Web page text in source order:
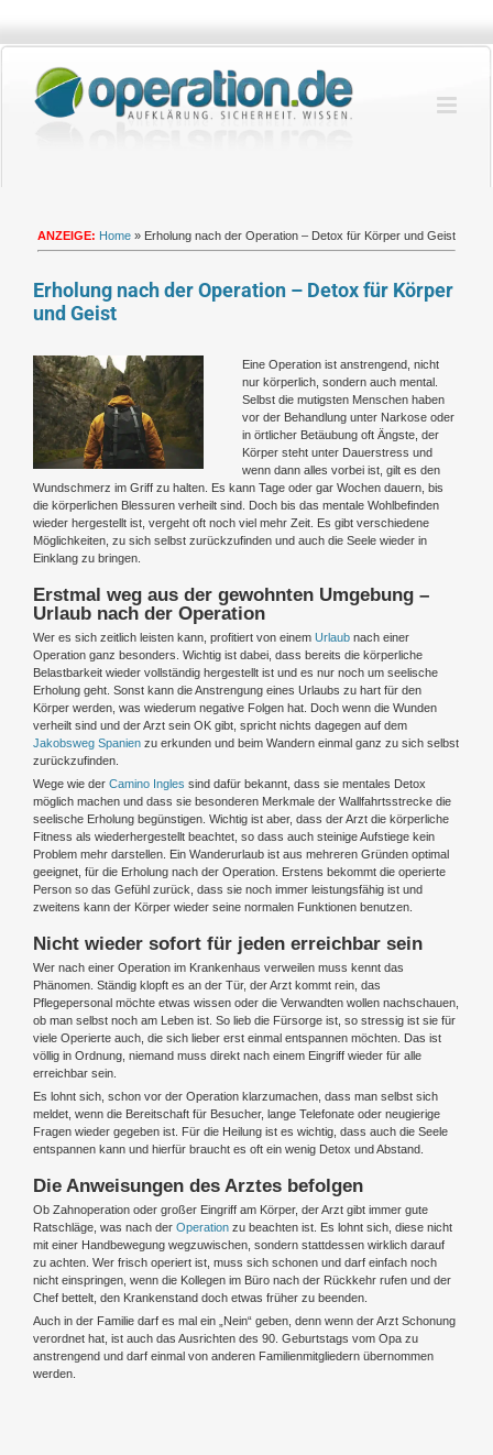
springen
ANZEIGE: Home » Erholung nach der Operation – Detox für Körper und Geist
Erholung nach der Operation – Detox für Körper
und Geist
Zeige
grösseres
Bild
Eine Operation ist anstrengend, nicht
nur körperlich, sondern auch mental.
Selbst die mutigsten Menschen haben
vor der Behandlung unter Narkose oder
in örtlicher Betäubung oft Ängste, der
Körper steht unter Dauerstress und
wenn dann alles vorbei ist, gilt es den
Wundschmerz im Griff zu halten. Es kann Tage oder gar Wochen dauern, bis
die körperlichen Blessuren verheilt sind. Doch bis das mentale Wohlbefinden
wieder hergestellt ist, vergeht oft noch viel mehr Zeit. Es gibt verschiedene
Möglichkeiten, zu sich selbst zurückzufinden und auch die Seele wieder in
Einklang zu bringen.
Erstmal weg aus der gewohnten Umgebung –
Urlaub nach der Operation
Wer es sich zeitlich leisten kann, profitiert von einem Urlaub nach einer
Operation ganz besonders. Wichtig ist dabei, dass bereits die körperliche
Belastbarkeit wieder vollständig hergestellt ist und es nur noch um seelische
Erholung geht. Sonst kann die Anstrengung eines Urlaubs zu hart für den
Körper werden, was wiederum negative Folgen hat. Doch wenn die Wunden
verheilt sind und der Arzt sein OK gibt, spricht nichts dagegen auf dem
Jakobsweg Spanien zu erkunden und beim Wandern einmal ganz zu sich selbst
zurückzufinden.
Wege wie der Camino Ingles sind dafür bekannt, dass sie mentales Detox
möglich machen und dass sie besonderen Merkmale der Wallfahrtsstrecke die
seelische Erholung begünstigen. Wichtig ist aber, dass der Arzt die körperliche
Fitness als wiederhergestellt beachtet, so dass auch steinige Aufstiege kein
Problem mehr darstellen. Ein Wanderurlaub ist aus mehreren Gründen optimal
geeignet, für die Erholung nach der Operation. Erstens bekommt die operierte
Person so das Gefühl zurück, dass sie noch immer leistungsfähig ist und
zweitens kann der Körper wieder seine normalen Funktionen benutzen.
Nicht wieder sofort für jeden erreichbar sein
Wer nach einer Operation im Krankenhaus verweilen muss kennt das
Phänomen. Ständig klopft es an der Tür, der Arzt kommt rein, das
Pflegepersonal möchte etwas wissen oder die Verwandten wollen nachschauen,
ob man selbst noch am Leben ist. So lieb die Fürsorge ist, so stressig ist sie für
viele Operierte auch, die sich lieber erst einmal entspannen möchten. Das ist
völlig in Ordnung, niemand muss direkt nach einem Eingriff wieder für alle
erreichbar sein.
Es lohnt sich, schon vor der Operation klarzumachen, dass man selbst sich
meldet, wenn die Bereitschaft für Besucher, lange Telefonate oder neugierige
Fragen wieder gegeben ist. Für die Heilung ist es wichtig, dass auch die Seele
entspannen kann und hierfür braucht es oft ein wenig Detox und Abstand.
Die Anweisungen des Arztes befolgen
Ob Zahnoperation oder großer Eingriff am Körper, der Arzt gibt immer gute
Ratschläge, was nach der Operation zu beachten ist. Es lohnt sich, diese nicht
mit einer Handbewegung wegzuwischen, sondern stattdessen wirklich darauf
zu achten. Wer frisch operiert ist, muss sich schonen und darf einfach noch
nicht einspringen, wenn die Kollegen im Büro nach der Rückkehr rufen und der
Chef bettelt, den Krankenstand doch etwas früher zu beenden.
Auch in der Familie darf es mal ein „Nein“ geben, denn wenn der Arzt Schonung
verordnet hat, ist auch das Ausrichten des 90. Geburtstags vom Opa zu
anstrengend und darf einmal von anderen Familienmitgliedern übernommen
werden.